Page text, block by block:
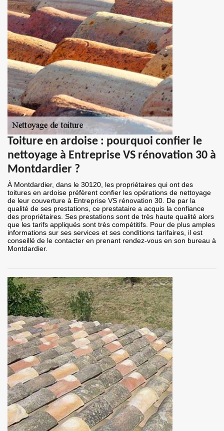
Toiture en ardoise : pourquoi confier le
nettoyage à Entreprise VS rénovation 30 à
Montdardier ?
À Montdardier, dans le 30120, les propriétaires qui ont des
toitures en ardoise préfèrent confier les opérations de nettoyage
de leur couverture à Entreprise VS rénovation 30. De par la
qualité de ses prestations, ce prestataire a acquis la confiance
des propriétaires. Ses prestations sont de très haute qualité alors
que les tarifs appliqués sont très compétitifs. Pour de plus amples
informations sur ses services et ses conditions tarifaires, il est
conseillé de le contacter en prenant rendez-vous en son bureau à
Montdardier.